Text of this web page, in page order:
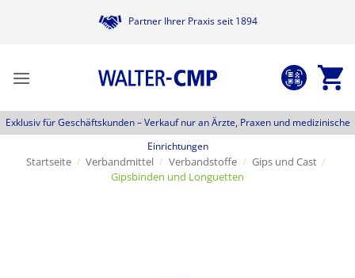
Partner Ihrer Praxis seit 1894
Exklusiv für Geschäftskunden –Verkauf nur an Ärzte, Praxen und medizinische
Einrichtungen
Startseite / Verbandmittel / Verbandstoffe / Gips und Cast /
Gipsbinden und Longuetten